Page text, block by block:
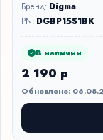
Бренд: Digma
PN: DGBP15S1BK
В наличии
2 190 р
Обновлено: